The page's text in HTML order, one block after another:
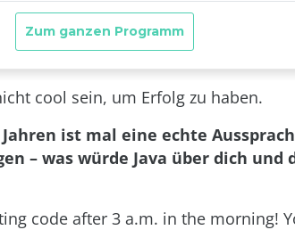
cool sein, um Erfolg zu haben.
Jahren ist mal eine echte
– was würde Java über dich und
code after 3 a.m. in the morning!